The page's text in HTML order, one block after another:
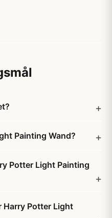
Painting Wand?
Potter Light Painting
Harry Potter Light